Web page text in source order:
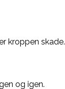
kroppen skade.
og igen.